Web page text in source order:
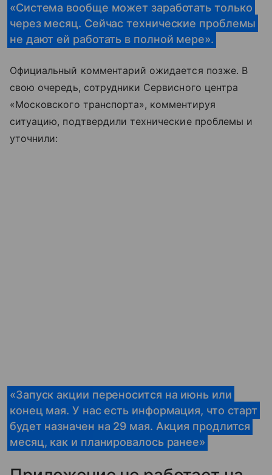
«Система вообще может заработать только
через месяц. Сейчас технические проблемы
не дают ей работать в полной мере».
Официальный комментарий ожидается позже. В
свою очередь, сотрудники Сервисного центра
«Московского транспорта», комментируя
ситуацию, подтвердили технические проблемы и
уточнили:
«Запуск акции переносится на июнь или
конец мая. У нас есть информация, что старт
будет назначен на 29 мая. Акция продлится
месяц, как и планировалось ранее»